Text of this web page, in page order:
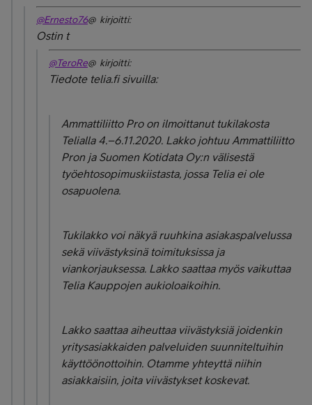
@Ernesto76@ kirjoitti:
Ostin t
@TeroRe@ kirjoitti:
Tiedote telia.fi sivuilla:
Ammattiliitto Pro on ilmoittanut tukilakosta
Telialla 4.–6.11.2020. Lakko johtuu Ammattiliitto
Pron ja Suomen Kotidata Oy:n välisestä
työehtosopimuskiistasta, jossa Telia ei ole
osapuolena.
Tukilakko voi näkyä ruuhkina asiakaspalvelussa
sekä viivästyksinä toimituksissa ja
viankorjauksessa. Lakko saattaa myös vaikuttaa
Telia Kauppojen aukioloaikoihin.
Lakko saattaa aiheuttaa viivästyksiä joidenkin
yritysasiakkaiden palveluiden suunniteltuihin
käyttöönottoihin. Otamme yhteyttä niihin
asiakkaisiin, joita viivästykset koskevat.